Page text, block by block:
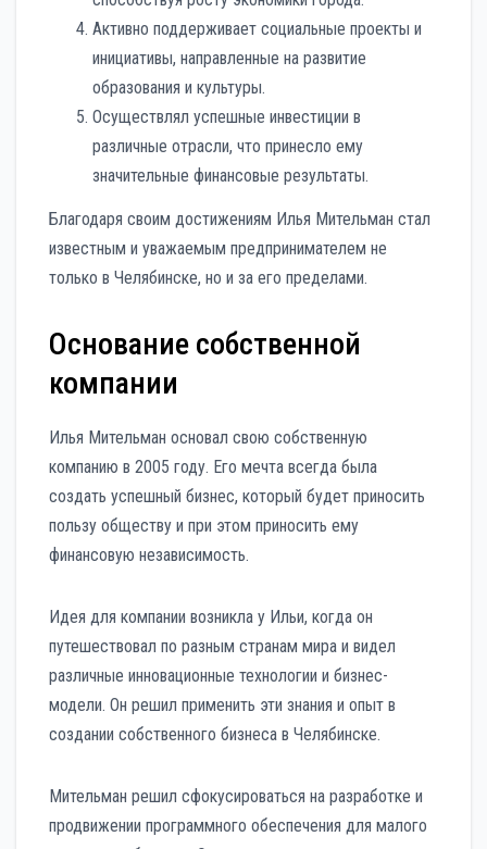
Активно поддерживает социальные проекты и
инициативы, направленные на развитие
образования и культуры.
Осуществлял успешные инвестиции в
различные отрасли, что принесло ему
значительные финансовые результаты.
Благодаря своим достижениям Илья Мительман стал
известным и уважаемым предпринимателем не
только в Челябинске, но и за его пределами.
Основание собственной
компании
Илья Мительман основал свою собственную
компанию в 2005 году. Его мечта всегда была
создать успешный бизнес, который будет приносить
пользу обществу и при этом приносить ему
финансовую независимость.
Идея для компании возникла у Ильи, когда он
путешествовал по разным странам мира и видел
различные инновационные технологии и бизнес-
модели. Он решил применить эти знания и опыт в
создании собственного бизнеса в Челябинске.
Мительман решил сфокусироваться на разработке и
продвижении программного обеспечения для малого